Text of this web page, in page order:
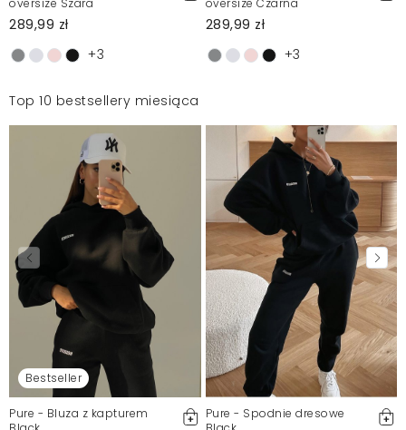
oversize Szara
289,99 zł
+3
oversize Czarna
289,99 zł
+3
Top 10 bestsellery miesiąca
Bestseller
Pure - Bluza z kapturem
Pure - Spodnie dresowe